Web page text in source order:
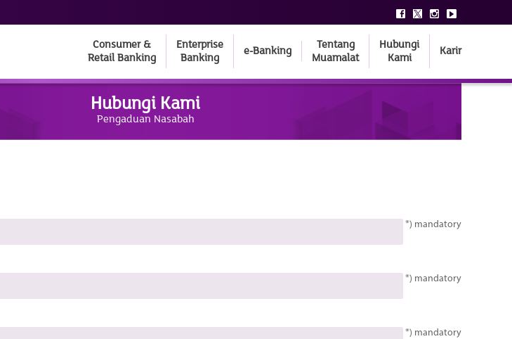
Consumer &
Retail Banking
Enterprise
Banking
e-Banking
Tentang
Muamalat
Hubungi
Kami
Karir
Hubungi Kami
Pengaduan Nasabah
*) mandatory
*) mandatory
*) mandatory